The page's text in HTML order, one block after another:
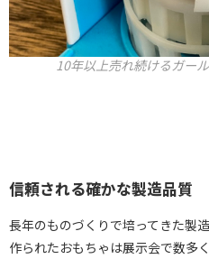
10年以上売れ続けるガー
信頼される確かな製造品質
長年のものづくりで培ってきた製
作られたおもちゃは展示会で数多